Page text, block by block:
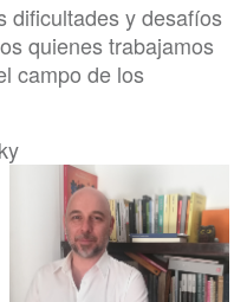
dificultades y desafíos
quienes trabajamos
campo de los